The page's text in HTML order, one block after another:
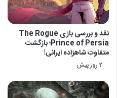
نقد و بررسی بازی The Rogue
Prince of Persia؛ بازگشت
متفاوت شاهزاده ایرانی!
2 روز پیش